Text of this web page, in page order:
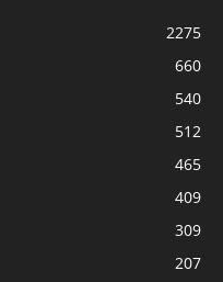
2275
660
540
512
465
409
309
207